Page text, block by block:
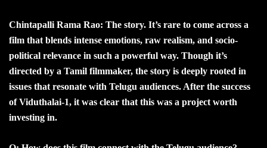
Chintapalli Rama Rao: The story. It’s rare to come across a
film that blends intense emotions, raw realism, and socio-
political relevance in such a powerful way. Though it’s
directed by a Tamil filmmaker, the story is deeply rooted in
issues that resonate with Telugu audiences. After the success
of Viduthalai-1, it was clear that this was a project worth
investing in.